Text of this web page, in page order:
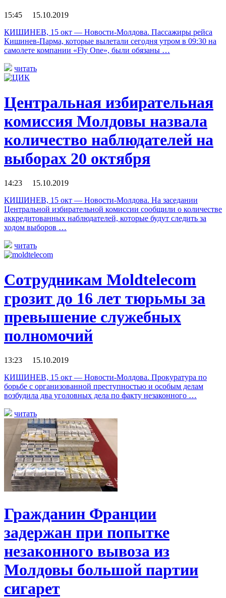
15:45 15.10.2019
КИШИНЕВ, 15 окт — Новости-Молдова. Пассажиры рейса
Кишинев-Парма, которые вылетали сегодня утром в 09:30 на
самолете компании «Fly One», были обязаны …
читать
Центральная избирательная
комиссия Молдовы назвала
количество наблюдателей на
выборах 20 октября
14:23 15.10.2019
КИШИНЕВ, 15 окт — Новости-Молдова. На заседании
Центральной избирательной комиссии сообщили о количестве
аккредитованных наблюдателей, которые будут следить за
ходом выборов …
читать
Сотрудникам Moldtelecom
грозит до 16 лет тюрьмы за
превышение служебных
полномочий
13:23 15.10.2019
КИШИНЕВ, 15 окт — Новости-Молдова. Прокуратура по
борьбе с организованной преступностью и особым делам
возбудила два уголовных дела по факту незаконного …
читать
Гражданин Франции
задержан при попытке
незаконного вывоза из
Молдовы большой партии
сигарет